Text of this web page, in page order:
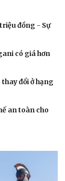
đồng - Sự
có giá hơn
đổi ở hạng
an toàn cho